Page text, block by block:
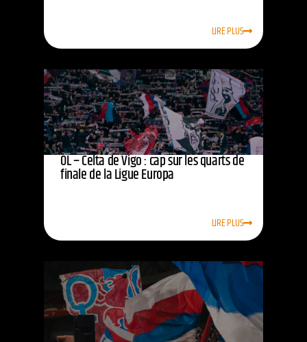
LIRE PLUS
OL – Celta de Vigo : cap sur les quarts de
finale de la Ligue Europa
LIRE PLUS